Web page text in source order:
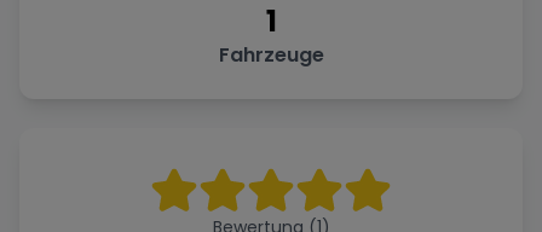
1
Fahrzeuge
Bewertung (1)